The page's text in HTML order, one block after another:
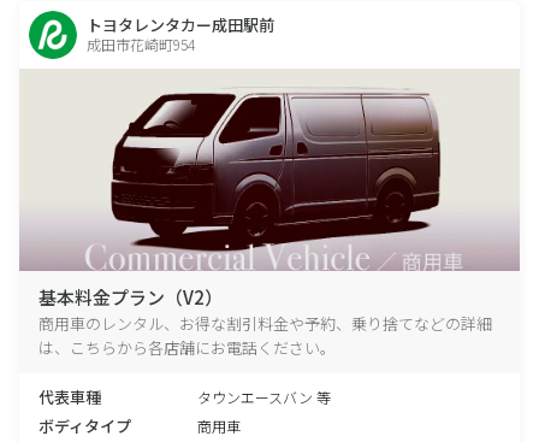
トヨタレンタカー成田駅前
成田市花崎町954
基本料金プラン（V2）
商用車のレンタル、お得な割引料金や予約、乗り捨てなどの詳細
は、こちらから各店舗にお電話ください。
代表車種 タウンエースバン 等
ボディタイプ 商用車